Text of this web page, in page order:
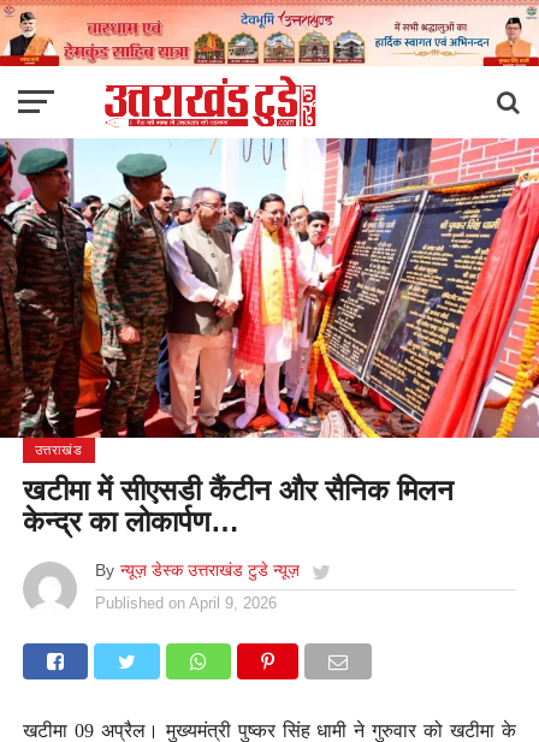
उत्तराखंड
खटीमा में सीएसडी कैंटीन और सैनिक मिलन
केन्द्र का लोकार्पण…
By न्यूज़ डेस्क उत्तराखंड टुडे न्यूज़
Published on April 9, 2026
खटीमा 09 अप्रैल। मुख्यमंत्री पुष्कर सिंह धामी ने गुरुवार को खटीमा के